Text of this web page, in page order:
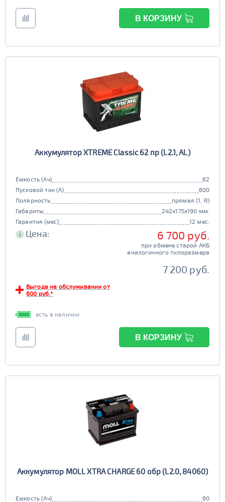
В КОРЗИНУ
Аккумулятор XTREME Classic 62 пр (L2.1, AL)
Емкость (Ач)
62
Пусковой ток (А)
600
Полярность
прямая (1, R)
Габариты
242x175x190 мм.
Гарантия (мес)
12 мес.
i Цена: 6 700 руб.
при обмене старой АКБ
аналогичного типоразмера
7 200 руб.
Выгода на обслуживании от
600 руб.*
есть в наличии
В КОРЗИНУ
Аккумулятор MOLL XTRA CHARGE 60 обр (L2.0, 84060)
Емкость (Ач)
60